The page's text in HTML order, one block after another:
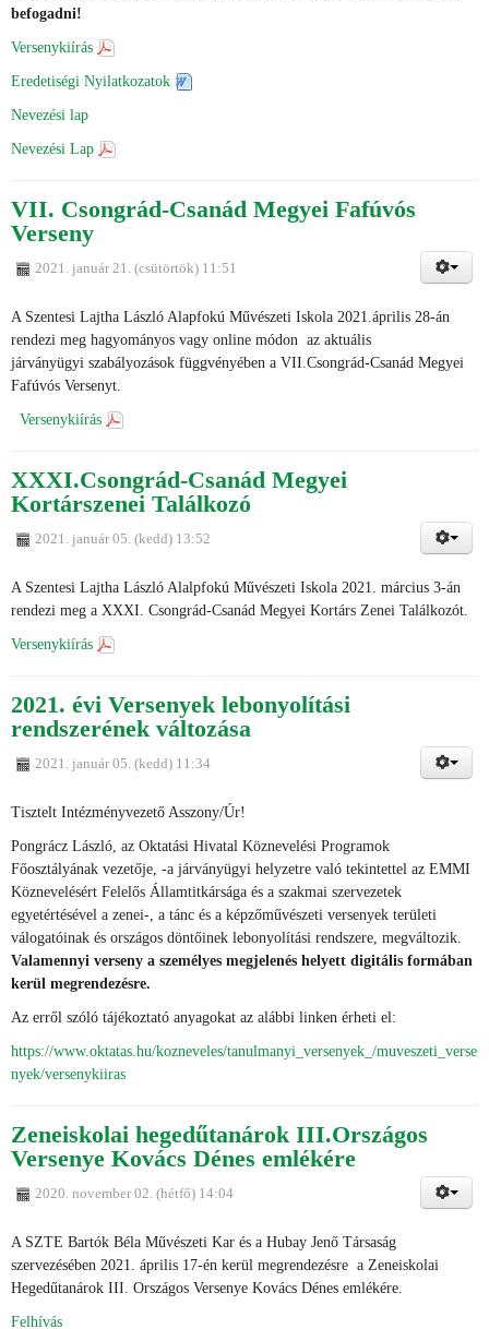
befogadni!
Versenykiírás
Eredetiségi Nyilatkozatok
Nevezési lap
Nevezési Lap
VII. Csongrád-Csanád Megyei Fafúvós
Verseny
2021. január 21. (csütörtök) 11:51
A Szentesi Lajtha László Alapfokú Művészeti Iskola 2021.április 28-án
rendezi meg hagyományos vagy online módon az aktuális
járványügyi szabályozások függvényében a VII.Csongrád-Csanád Megyei
Fafúvós Versenyt.
Versenykiírás
XXXI.Csongrád-Csanád Megyei
Kortárszenei Találkozó
2021. január 05. (kedd) 13:52
A Szentesi Lajtha László Alalpfokú Művészeti Iskola 2021. március 3-án
rendezi meg a XXXI. Csongrád-Csanád Megyei Kortárs Zenei Találkozót.
Versenykiírás
2021. évi Versenyek lebonyolítási
rendszerének változása
2021. január 05. (kedd) 11:34
Tisztelt Intézményvezető Asszony/Úr!
Pongrácz László, az Oktatási Hivatal Köznevelési Programok
Főosztályának vezetője, -a járványügyi helyzetre való tekintettel az EMMI
Köznevelésért Felelős Államtitkársága és a szakmai szervezetek
egyetértésével a zenei-, a tánc és a képzőművészeti versenyek területi
válogatóinak és országos döntőinek lebonyolítási rendszere, megváltozik.
Valamennyi verseny a személyes megjelenés helyett digitális formában
kerül megrendezésre.
Az erről szóló tájékoztató anyagokat az alábbi linken érheti el:
https://www.oktatas.hu/kozneveles/tanulmanyi_versenyek_/muveszeti_verse
nyek/versenykiiras
Zeneiskolai hegedűtanárok III.Országos
Versenye Kovács Dénes emlékére
2020. november 02. (hétfő) 14:04
A SZTE Bartók Béla Művészeti Kar és a Hubay Jenő Társaság
szervezésében 2021. április 17-én kerül megrendezésre a Zeneiskolai
Hegedűtanárok III. Országos Versenye Kovács Dénes emlékére.
Felhívás